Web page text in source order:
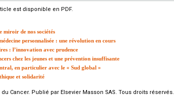
est disponible en PDF.
miroir de nos sociétés
personnalisée : une révolution en cours
: l’innovation avec prudence
chez les jeunes et une prévention insuffisante
en particulier avec le « Sud global »
et solidarité
Cancer. Publié par Elsevier Masson SAS. Tous droits réservés.